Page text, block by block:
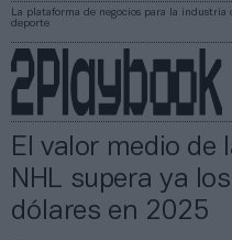
La plataforma de negocios para la industria
deporte
El valor medio de
NHL supera ya
dólares en 2025